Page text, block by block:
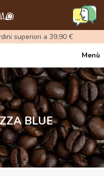
superiori a 39,90 €
Menù
BLUE